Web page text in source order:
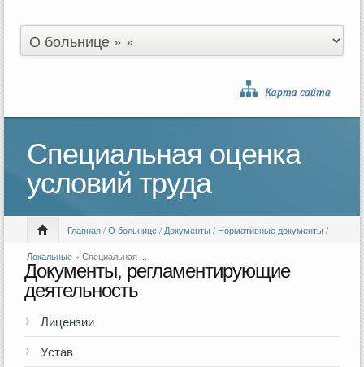
Специальная оценка
условий труда
Главная/О больнице/ Документы/ Нормативные документы/
Локальные » Специальная ...
Документы, регламентирующие
деятельность
Лицензии
Устав